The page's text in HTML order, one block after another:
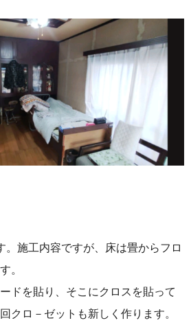
。施工内容ですが、床は畳からフロ
。
ドを貼り、そこにクロスを貼って
クロ－ゼットも新しく作ります。